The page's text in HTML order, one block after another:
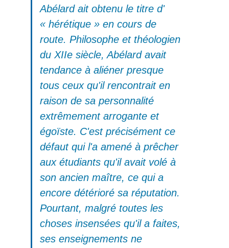
Abélard ait obtenu le titre d'
« hérétique » en cours de
route. Philosophe et théologien
du XIIe siècle, Abélard avait
tendance à aliéner presque
tous ceux qu'il rencontrait en
raison de sa personnalité
extrêmement arrogante et
égoïste. C'est précisément ce
défaut qui l'a amené à prêcher
aux étudiants qu'il avait volé à
son ancien maître, ce qui a
encore détérioré sa réputation.
Pourtant, malgré toutes les
choses insensées qu'il a faites,
ses enseignements ne